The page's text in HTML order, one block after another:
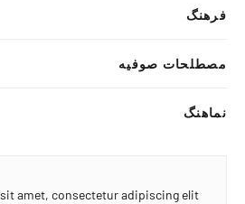
فرهنگ
مصطلحات صوفیه
نماهنگ
amet, consectetur adipiscing elit